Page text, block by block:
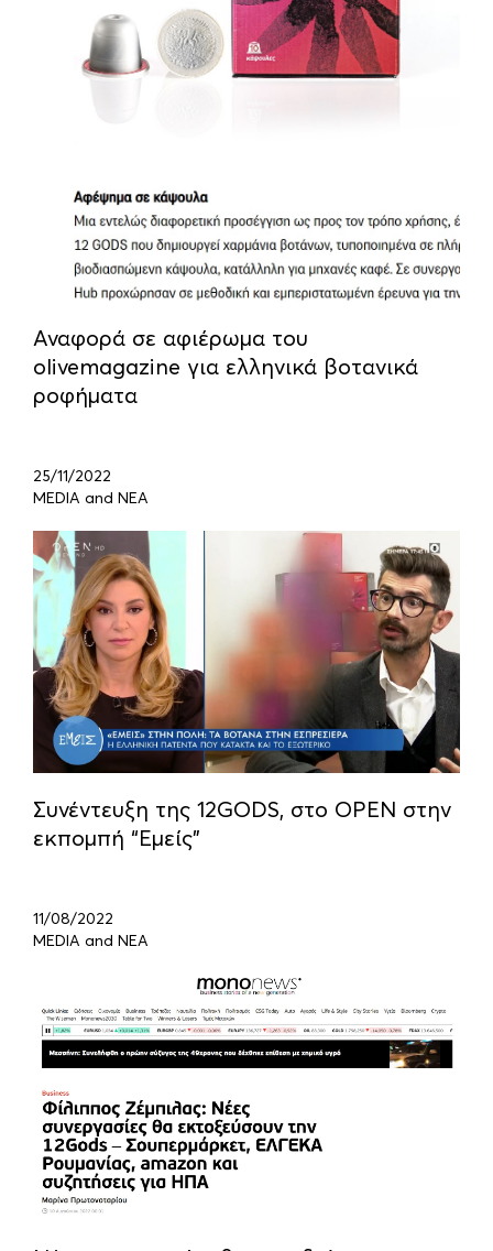
Αναφορά σε αφιέρωμα του
olivemagazine για ελληνικά βοτανικά
ροφήματα
25/11/2022
MEDIA and ΝΕΑ
Συνέντευξη της 12GODS, στο OPEN στην
εκπομπή “Εμείς”
11/08/2022
MEDIA and ΝΕΑ